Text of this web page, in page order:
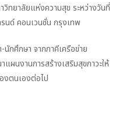
ทยาลัยแห่งความสุข ระหว่างวันที่
ด์ คอนเวนชั่น กรุงเทพ
กศึกษา จากภาคีเครือข่าย
นงานการสร้างเสริมสุขภาวะให้
งตนเองต่อไป